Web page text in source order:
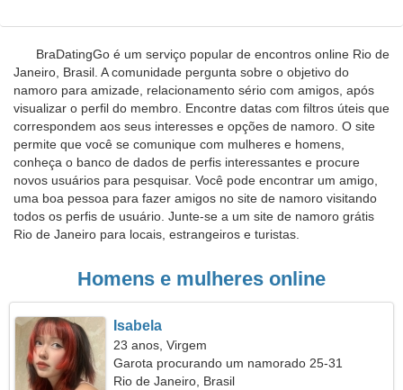
BraDatingGo é um serviço popular de encontros online Rio de
Janeiro, Brasil. A comunidade pergunta sobre o objetivo do
namoro para amizade, relacionamento sério com amigos, após
visualizar o perfil do membro. Encontre datas com filtros úteis que
correspondem aos seus interesses e opções de namoro. O site
permite que você se comunique com mulheres e homens,
conheça o banco de dados de perfis interessantes e procure
novos usuários para pesquisar. Você pode encontrar um amigo,
uma boa pessoa para fazer amigos no site de namoro visitando
todos os perfis de usuário. Junte-se a um site de namoro grátis
Rio de Janeiro para locais, estrangeiros e turistas.
Homens e mulheres online
Isabela
23 anos, Virgem
Garota procurando um namorado 25-31
Rio de Janeiro, Brasil